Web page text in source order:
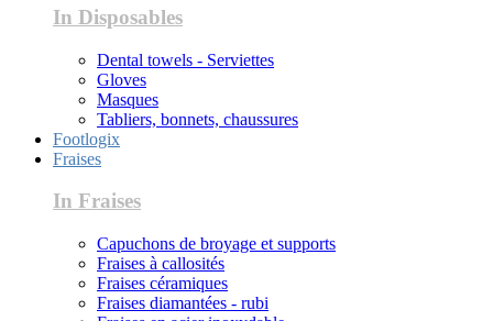
In Disposables
Dental towels - Serviettes
Gloves
Masques
Tabliers, bonnets, chaussures
Footlogix
Fraises
In Fraises
Capuchons de broyage et supports
Fraises à callosités
Fraises céramiques
Fraises diamantées - rubi